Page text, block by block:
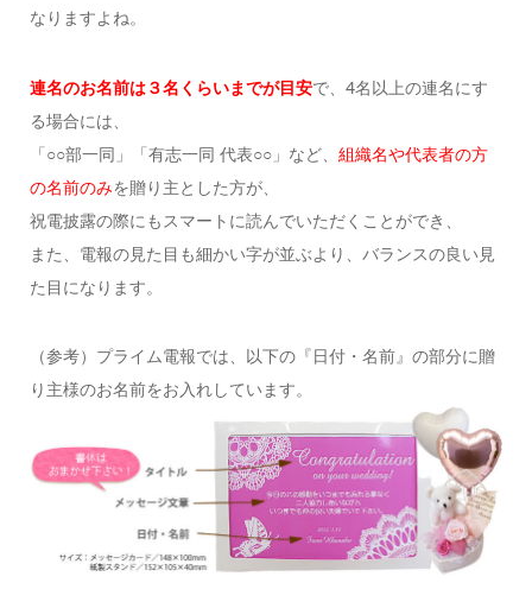
なりますよね。
連名のお名前は３名くらいまでが目安で、4名以上の連名にす
る場合には、
「○○部一同」「有志一同 代表○○」など、 組織名や代表者の方
の名前のみを贈り主とした方が、
祝電披露の際にもスマートに読んでいただくことができ、
また、電報の見た目も細かい字が並ぶより、バランスの良い見
た目になります。
（参考）プライム電報では、以下の『日付・名前』の部分に贈
り主様のお名前をお入れしています。